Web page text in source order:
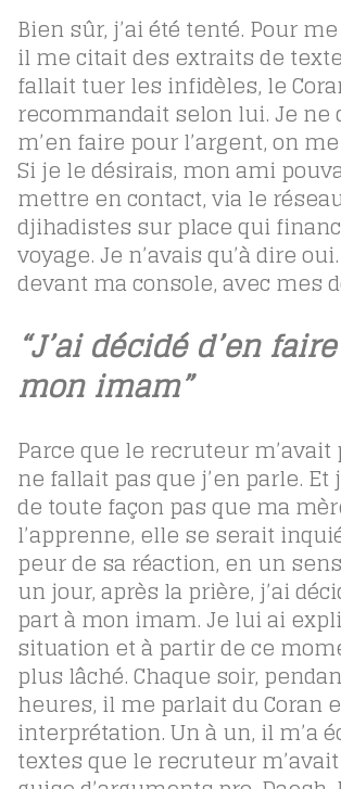
Bien sûr, j’ai été tenté. Pour
il me citait des extraits de
fallait tuer les infidèles, le
recommandait selon lui. Je ne
m’en faire pour l’argent, on
Si je le désirais, mon ami
mettre en contact, via le
djihadistes sur place qui
voyage. Je n’avais qu’à dire
devant ma console, avec mes
“J’ai décidé d’en
mon imam”
Parce que le recruteur
ne fallait pas que j’en parle.
de toute façon pas que ma
l’apprenne, elle se serait
peur de sa réaction, en un
un jour, après la prière, j’ai
part à mon imam. Je lui ai
situation et à partir de ce
plus lâché. Chaque soir,
heures, il me parlait du Coran
interprétation. Un à un, il m’a
textes que le recruteur